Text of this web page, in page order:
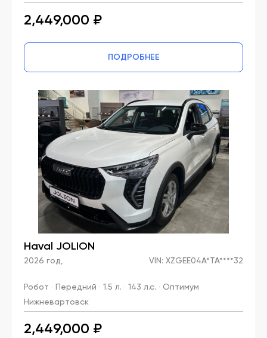
2,449,000 ₽
ПОДРОБНЕЕ
Haval JOLION
2026 год, VIN: XZGEE04A*TA****32
Робот · Передний · 1.5 л. · 143 л.с. · Оптимум
Нижневартовск
2,449,000 ₽